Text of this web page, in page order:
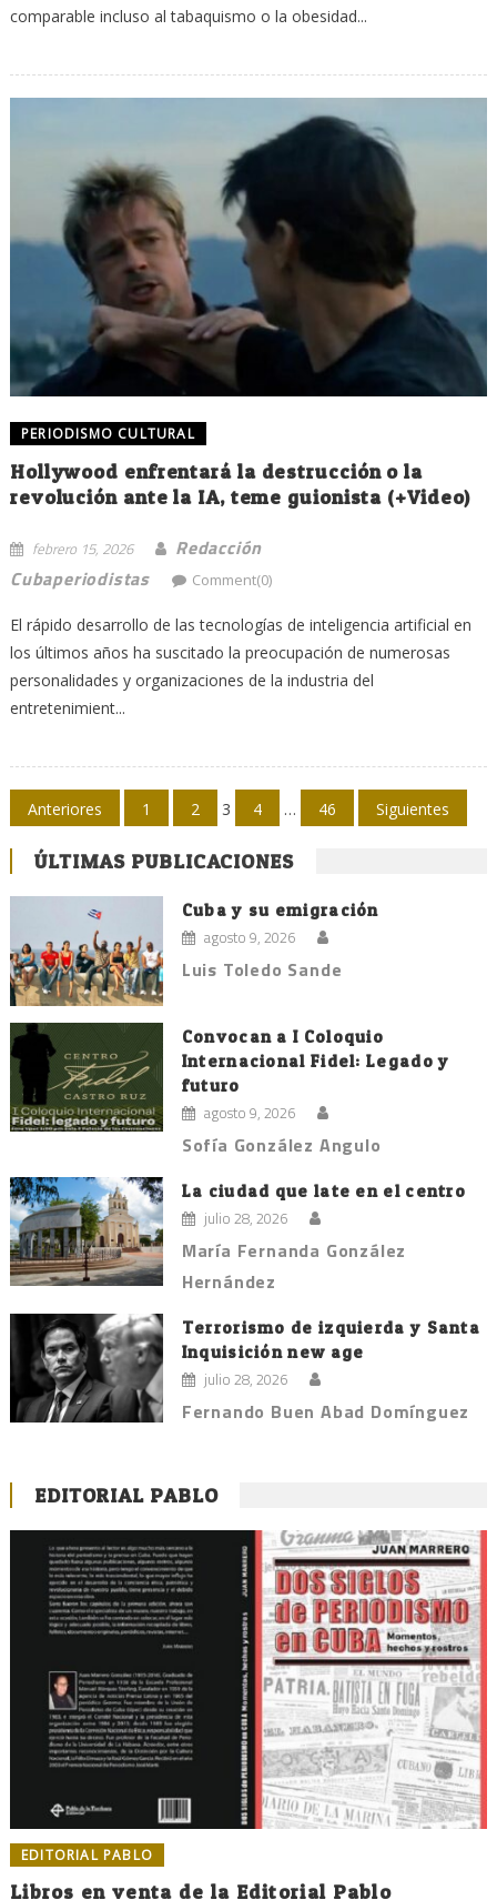
comparable incluso al tabaquismo o la obesidad...
PERIODISMO CULTURAL
Hollywood enfrentará la destrucción o la
revolución ante la IA, teme guionista (+Video)
febrero 15, 2026
Redacción
Cubaperiodistas
Comment(0)
El rápido desarrollo de las tecnologías de inteligencia artificial en
los últimos años ha suscitado la preocupación de numerosas
personalidades y organizaciones de la industria del
entretenimient...
Navegación
de
entradas
Anteriores 1 2 3 4 … 46 Siguientes
ÚLTIMAS PUBLICACIONES
Cuba y su emigración
agosto 9, 2026
Luis Toledo Sande
Convocan a I Coloquio
Internacional Fidel: Legado y
futuro
agosto 9, 2026
Sofía González Angulo
La ciudad que late en el centro
julio 28, 2026
María Fernanda González
Hernández
Terrorismo de izquierda y Santa
Inquisición new age
julio 28, 2026
Fernando Buen Abad Domínguez
EDITORIAL PABLO
EDITORIAL PABLO
Libros en venta de la Editorial Pablo